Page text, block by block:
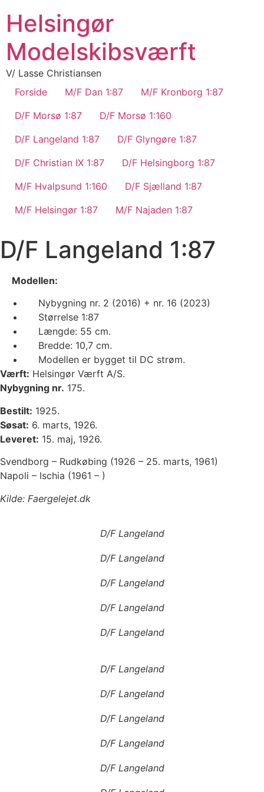
Helsingør
Modelskibsværft
V/ Lasse Christiansen
Forside
M/F Dan 1:87
M/F Kronborg 1:87
D/F Morsø 1:87
D/F Morsø 1:160
D/F Langeland 1:87
D/F Glyngøre 1:87
D/F Christian IX 1:87
D/F Helsingborg 1:87
M/F Hvalpsund 1:160
D/F Sjælland 1:87
M/F Helsingør 1:87
M/F Najaden 1:87
D/F Langeland 1:87
Modellen:
Nybygning nr. 2 (2016) + nr. 16 (2023)
Størrelse 1:87
Længde: 55 cm.
Bredde: 10,7 cm.
Modellen er bygget til DC strøm.
Værft: Helsingør Værft A/S.
Nybygning nr. 175.
Bestilt: 1925.
Søsat: 6. marts, 1926.
Leveret: 15. maj, 1926.
Svendborg – Rudkøbing (1926 – 25. marts, 1961)
Napoli – Ischia (1961 – )
Kilde: Faergelejet.dk
D/F Langeland
D/F Langeland
D/F Langeland
D/F Langeland
D/F Langeland
D/F Langeland
D/F Langeland
D/F Langeland
D/F Langeland
D/F Langeland